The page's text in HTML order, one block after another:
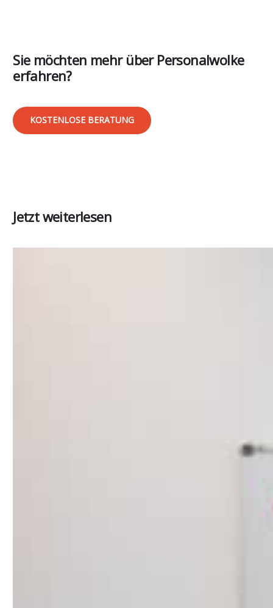
Sie möchten mehr über Personalwolke
erfahren?
KOSTENLOSE BERATUNG
Jetzt weiterlesen